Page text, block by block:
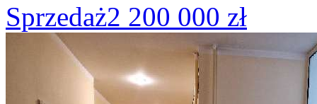
Sprzedaż2 200 000 zł